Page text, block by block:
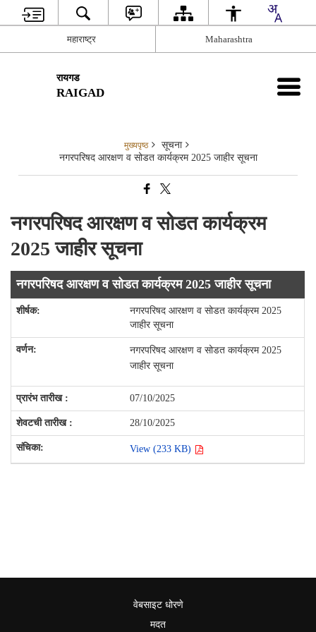
महाराष्ट्र Maharashtra
रायगड
RAIGAD
मुख्यपृष्ठ
सूचना
नगरपरिषद आरक्षण व सोडत कार्यक्रम 2025 जाहीर सूचना
नगरपरिषद आरक्षण व सोडत कार्यक्रम
2025 जाहीर सूचना
नगरपरिषद आरक्षण व सोडत कार्यक्रम 2025 जाहीर सूचना
नगरपरिषद आरक्षण व सोडत कार्यक्रम 2025
जाहीर सूचना
नगरपरिषद आरक्षण व सोडत कार्यक्रम 2025
जाहीर सूचना
07/10/2025
28/10/2025
View (233 KB)
वेबसाइट धोरणे
मदत